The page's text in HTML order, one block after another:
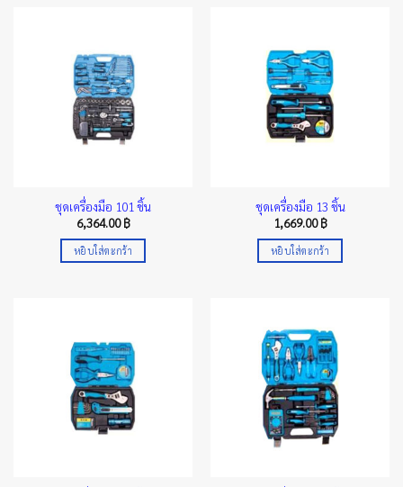
ชุดเครื่องมือ 101 ชิ้น
6,364.00฿
หยิบใส่ตะกร้า
ชุดเครื่องมือ 13 ชิ้น
1,669.00฿
หยิบใส่ตะกร้า